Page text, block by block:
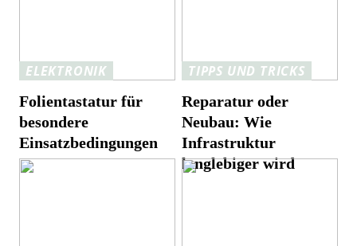
ELEKTRONIK
Folientastatur für
besondere
Einsatzbedingungen
TIPPS UND TRICKS
Reparatur oder
Neubau: Wie
Infrastruktur
langlebiger wird